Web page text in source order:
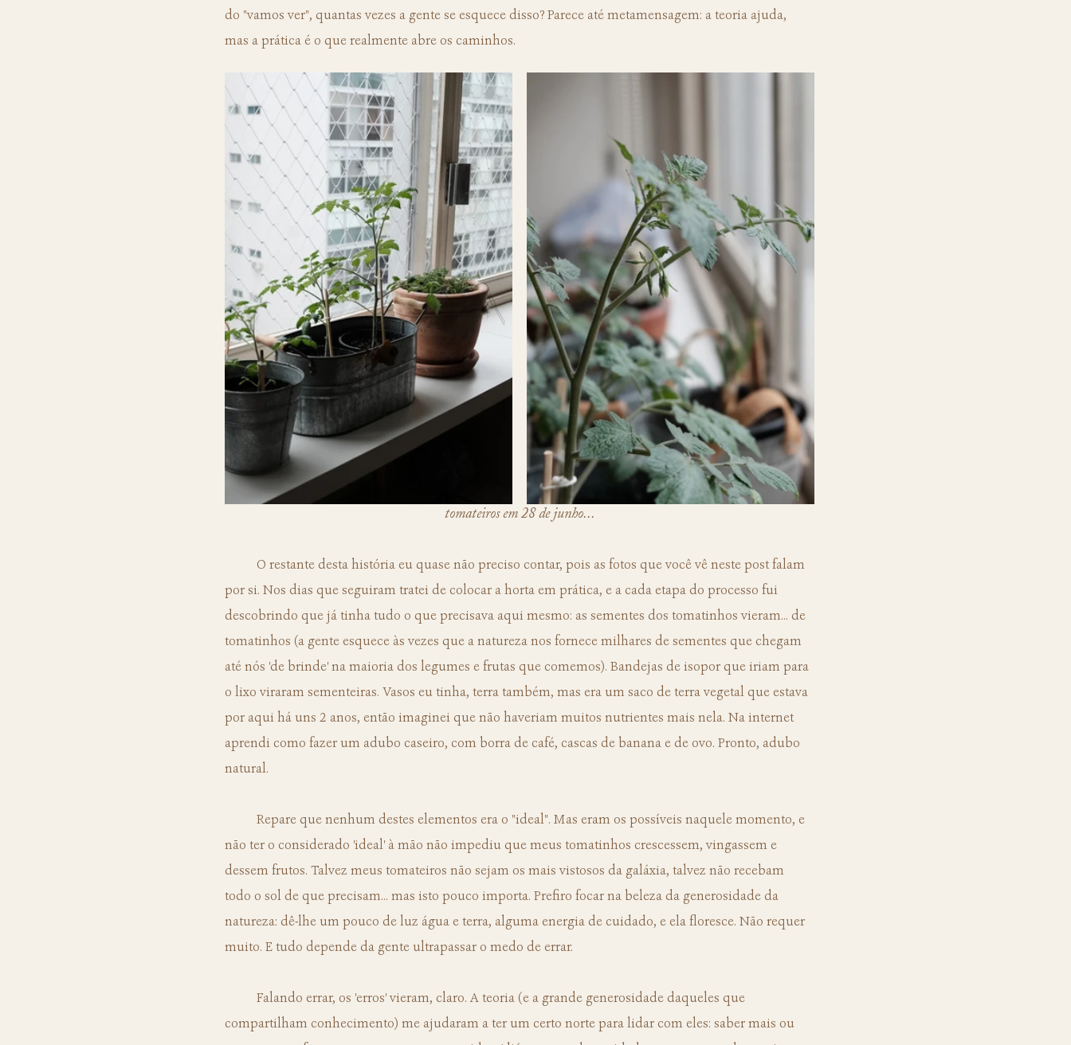
do "vamos ver", quantas vezes a gente se esquece disso? Parece até metamensagem: a teoria ajuda,
mas a prática é o que realmente abre os caminhos.
tomateiros em 28 de junho...
por si. Nos dias que seguiram tratei de colocar a horta em prática, e a cada etapa do processo fui
descobrindo que já tinha tudo o que precisava aqui mesmo: as sementes dos tomatinhos vieram... de
tomatinhos (a gente esquece às vezes que a natureza nos fornece milhares de sementes que chegam
até nós 'de brinde' na maioria dos legumes e frutas que comemos). Bandejas de isopor que iriam para
o lixo viraram sementeiras. Vasos eu tinha, terra também, mas era um saco de terra vegetal que estava
por aqui há uns 2 anos, então imaginei que não haveriam muitos nutrientes mais nela. Na internet
aprendi como fazer um adubo caseiro, com borra de café, cascas de banana e de ovo. Pronto, adubo
natural.
não ter o considerado 'ideal' à mão não impediu que meus tomatinhos crescessem, vingassem e
dessem frutos. Talvez meus tomateiros não sejam os mais vistosos da galáxia, talvez não recebam
todo o sol de que precisam... mas isto pouco importa. Prefiro focar na beleza da generosidade da
natureza: dê-lhe um pouco de luz água e terra, alguma energia de cuidado, e ela floresce. Não requer
muito. E tudo depende da gente ultrapassar o medo de errar.
compartilham conhecimento) me ajudaram a ter um certo norte para lidar com eles: saber mais ou